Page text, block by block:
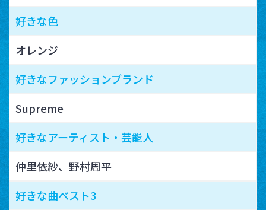
好きな色
オレンジ
好きなファッションブランド
Supreme
好きなアーティスト・芸能人
仲里依紗、野村周平
好きな曲ベスト3